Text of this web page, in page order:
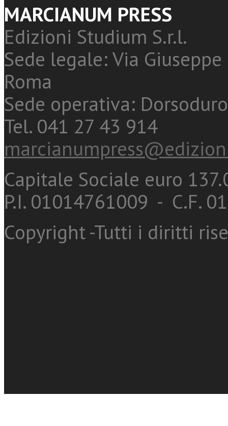
MARCIANUM PRESS
Edizioni Studium S.r.l.
Sede legale: Via
Roma
Sede operativa:
Tel. 041 27 43 914
Capitale Sociale euro
P.I. 01014761009 - C.F.
Copyright -Tutti i diritti